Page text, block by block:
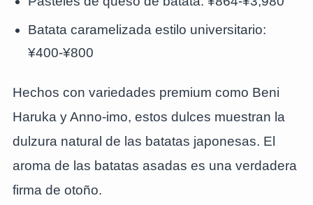
Batata caramelizada estilo universitario:
¥400-¥800
Hechos con variedades premium como Beni
Haruka y Anno-imo, estos dulces muestran la
dulzura natural de las batatas japonesas. El
aroma de las batatas asadas es una verdadera
firma de otoño.